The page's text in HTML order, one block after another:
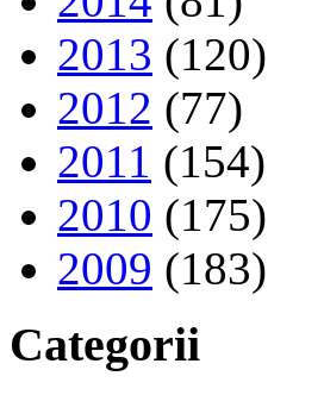
2013 (120)
2012 (77)
2011 (154)
2010 (175)
2009 (183)
Categorii